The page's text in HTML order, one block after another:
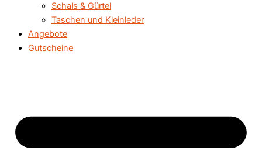
Schals & Gürtel
Taschen und Kleinleder
Angebote
Gutscheine